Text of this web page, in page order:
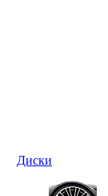
Диски